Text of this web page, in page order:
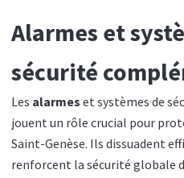
Alarmes et
sécurité
Les alarmes et systèmes de
jouent un rôle crucial pour
Saint-Genèse. Ils dissuadent
renforcent la sécurité globale